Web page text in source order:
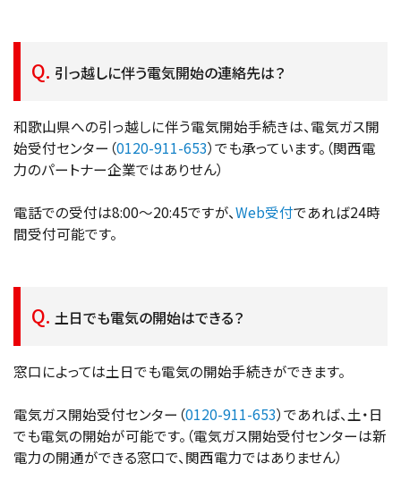
引っ越しに伴う電気開始の連絡先は？
和歌山県への引っ越しに伴う電気開始手続きは、電気ガス開
始受付センター（0120-911-653）でも承っています。（関西電
力のパートナー企業ではありせん）
電話での受付は8:00～20:45ですが、Web受付であれば24時
間受付可能です。
土日でも電気の開始はできる？
窓口によっては土日でも電気の開始手続きができます。
電気ガス開始受付センター（0120-911-653）であれば、土・日
でも電気の開始が可能です。（電気ガス開始受付センターは新
電力の開通ができる窓口で、関西電力ではありません）